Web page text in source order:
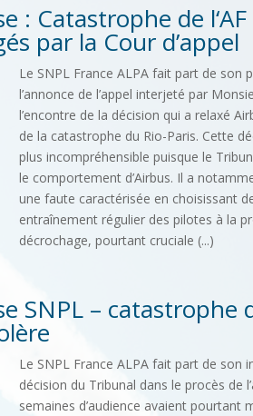
: Catastrophe de
par la Cour d’appel
Le SNPL France ALPA fait part de son
l’annonce de l’appel interjeté par
l’encontre de la décision qui a relaxé
de la catastrophe du Rio-Paris. Cette
plus incompréhensible puisque le
le comportement d’Airbus. Il a
une faute caractérisée en choisissant
entraînement régulier des pilotes à la
décrochage, pourtant cruciale (...)
SNPL – catastrophe
Le SNPL France ALPA fait part de son
décision du Tribunal dans le procès de
semaines d’audience avaient pourtant